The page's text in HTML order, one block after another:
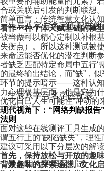
合或关联后引发的判断联想。
简单而言：传统智慧文化认
看作一种个体天赋基础的模
被当做可以精心定制以补根
失衡点）。所以这种测试被
来命运能否优化的潜在判断
者缺乏匹配特定命局中五行‘
的最终输出结论，而“缺”，
环节的提示暗示——这种认
力心理根基层面，也是它为
优化自己人生可能性”冲动的
现代视角下：“网络判缺报
法则
面对这些在线测评工具生成
谓五行上的“缺陷缺失”，理
建议可采用以下分层次的解读
首先，保持放松与开放的趣
背景趣味的探索途径、文化
生辰八字与名字匹配吉凶
2026-08-01
生辰八字与名字匹配表
2026-08-01
姓名和八字匹配测试